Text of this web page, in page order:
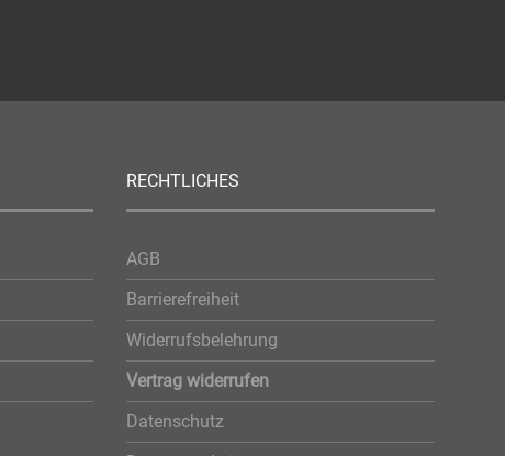
RECHTLICHES
AGB
Barrierefreiheit
Widerrufsbelehrung
Vertrag widerrufen
Datenschutz